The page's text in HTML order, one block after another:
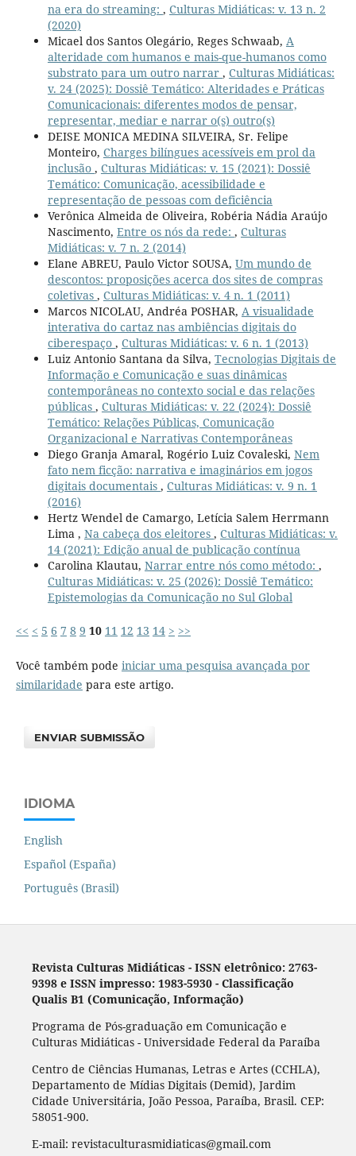
na era do streaming: , Culturas Midiáticas: v. 13 n. 2
(2020)
Micael dos Santos Olegário, Reges Schwaab, A
alteridade com humanos e mais-que-humanos como
substrato para um outro narrar , Culturas Midiáticas:
v. 24 (2025): Dossiê Temático: Alteridades e Práticas
Comunicacionais: diferentes modos de pensar,
representar, mediar e narrar o(s) outro(s)
DEISE MONICA MEDINA SILVEIRA, Sr. Felipe
Monteiro, Charges bilíngues acessíveis em prol da
inclusão , Culturas Midiáticas: v. 15 (2021): Dossiê
Temático: Comunicação, acessibilidade e
representação de pessoas com deficiência
Verônica Almeida de Oliveira, Robéria Nádia Araújo
Nascimento, Entre os nós da rede: , Culturas
Midiáticas: v. 7 n. 2 (2014)
Elane ABREU, Paulo Victor SOUSA, Um mundo de
descontos: proposições acerca dos sites de compras
coletivas , Culturas Midiáticas: v. 4 n. 1 (2011)
Marcos NICOLAU, Andréa POSHAR, A visualidade
interativa do cartaz nas ambiências digitais do
ciberespaço , Culturas Midiáticas: v. 6 n. 1 (2013)
Luiz Antonio Santana da Silva, Tecnologias Digitais de
Informação e Comunicação e suas dinâmicas
contemporâneas no contexto social e das relações
públicas , Culturas Midiáticas: v. 22 (2024): Dossiê
Temático: Relações Públicas, Comunicação
Organizacional e Narrativas Contemporâneas
Diego Granja Amaral, Rogério Luiz Covaleski, Nem
fato nem ficção: narrativa e imaginários em jogos
digitais documentais , Culturas Midiáticas: v. 9 n. 1
(2016)
Hertz Wendel de Camargo, Letícia Salem Herrmann
Lima , Na cabeça dos eleitores , Culturas Midiáticas: v.
14 (2021): Edição anual de publicação contínua
Carolina Klautau, Narrar entre nós como método: ,
Culturas Midiáticas: v. 25 (2026): Dossiê Temático:
Epistemologias da Comunicação no Sul Global
<< < 5 6 7 8 9 10 11 12 13 14 > >>
Você também pode iniciar uma pesquisa avançada por
similaridade para este artigo.
ENVIAR SUBMISSÃO
IDIOMA
English
Español (España)
Português (Brasil)
Revista Culturas Midiáticas - ISSN eletrônico: 2763-
9398 e ISSN impresso: 1983-5930 - Classificação
Qualis B1 (Comunicação, Informação)
Programa de Pós-graduação em Comunicação e
Culturas Midiáticas - Universidade Federal da Paraíba
Centro de Ciências Humanas, Letras e Artes (CCHLA),
Departamento de Mídias Digitais (Demid), Jardim
Cidade Universitária, João Pessoa, Paraíba, Brasil. CEP:
58051-900.
E-mail: revistaculturasmidiaticas@gmail.com